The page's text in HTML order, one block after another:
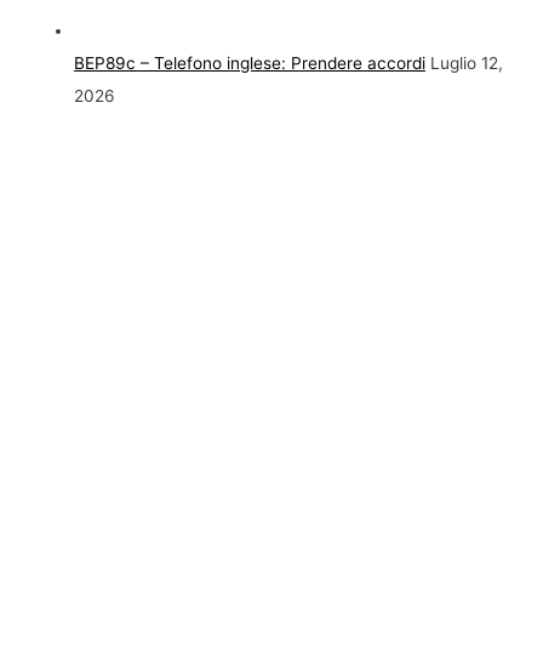
BEP89c – Telefono inglese: Prendere accordi Luglio 12,
2026